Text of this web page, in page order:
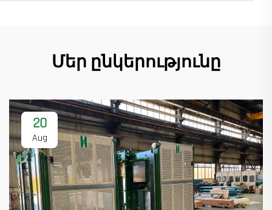
Մեր ընկերությունը
20
Aug